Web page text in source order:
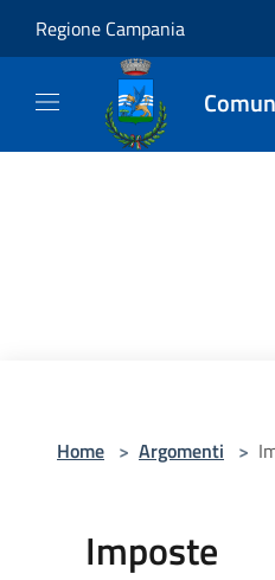
Regione Campania
Home > Argomenti >
Imposte